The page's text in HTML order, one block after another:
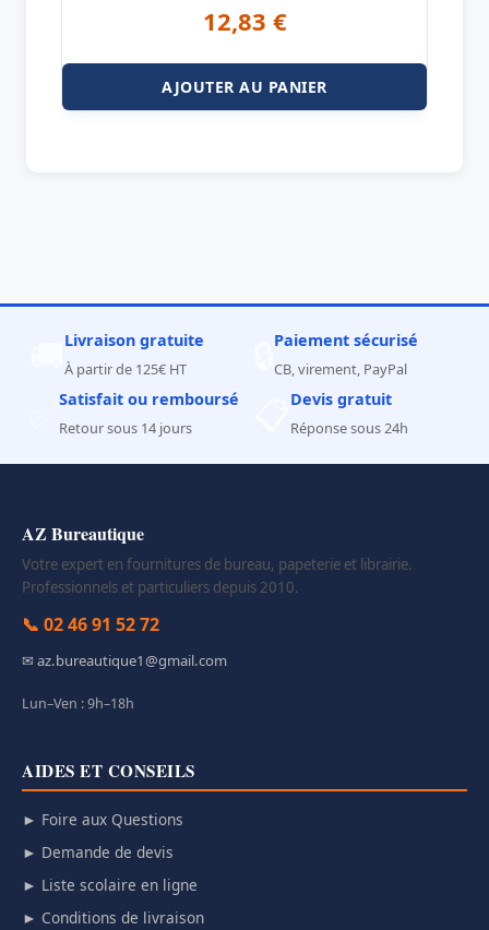
12,83 €
AJOUTER AU PANIER
Livraison gratuite
À partir de 125€ HT
Paiement sécurisé
CB, virement, PayPal
Satisfait ou remboursé
Retour sous 14 jours
Devis gratuit
Réponse sous 24h
AZ Bureautique
Votre expert en fournitures de bureau, papeterie et librairie.
Professionnels et particuliers depuis 2010.
📞 02 46 91 52 72
✉ az.bureautique1@gmail.com
Lun–Ven : 9h–18h
AIDES ET CONSEILS
► Foire aux Questions
► Demande de devis
► Liste scolaire en ligne
► Conditions de livraison